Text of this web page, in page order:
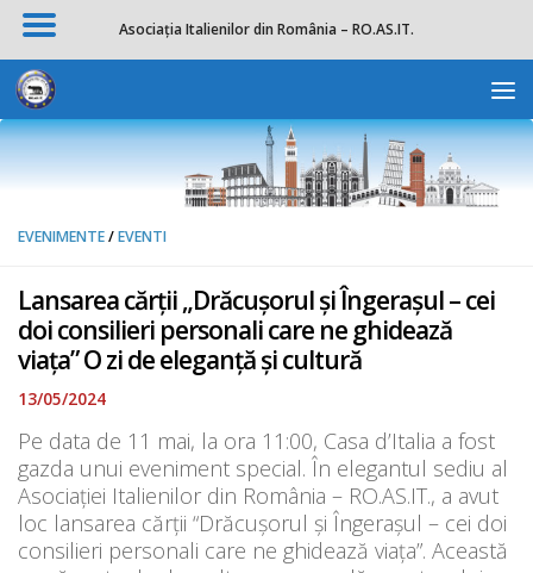
Skip to content
EVENIMENTE/EVENTI
Lansarea cărții „Drăcușorul și Îngerașul – cei
doi consilieri personali care ne ghidează
viața” O zi de eleganță și cultură
13/05/2024
Pe data de 11 mai, la ora 11:00, Casa d’Italia a fost
gazda unui eveniment special. În elegantul sediu al
Asociației Italienilor din România – RO.AS.IT., a avut
loc lansarea cărții “Drăcușorul și Îngerașul – cei doi
consilieri personali care ne ghidează viața”. Această
Asociația Italienilor din România – RO.AS.IT.